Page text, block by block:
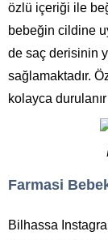
özlü içeriği ile
bebeğin cildine
de saç derisinin
sağlamaktadır.
kolayca
Farmasi
Bilhassa